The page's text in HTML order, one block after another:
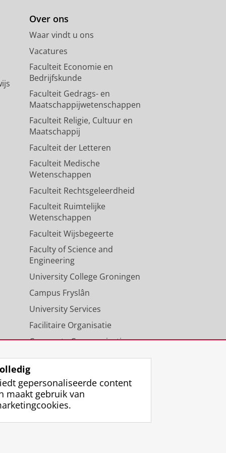
Over ons
Waar vindt u ons
Vacatures
Faculteit Economie en
Bedrijfskunde
Faculteit Gedrags- en
Maatschappijwetenschappen
Faculteit Religie, Cultuur en
Maatschappij
Faculteit der Letteren
Faculteit Medische
Wetenschappen
Faculteit Rechtsgeleerdheid
Faculteit Ruimtelijke
Wetenschappen
Faculteit Wijsbegeerte
Faculty of Science and
Engineering
University College Groningen
Campus Fryslân
University Services
Facilitaire Organisatie
Corporate Communicatie
Agenda
gepersonaliseerde content
maakt gebruik van